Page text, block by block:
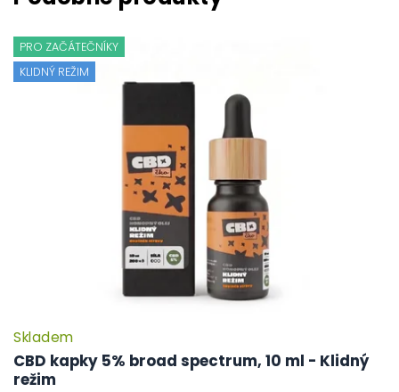
PRO ZAČÁTEČNÍKY
KLIDNÝ REŽIM
CBD kapky 5% broad spectrum, 10 ml - Klidný
režim
Skladem